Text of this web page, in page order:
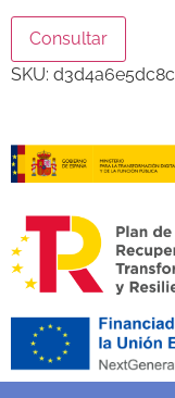
Consultar
SKU: d3d4a6e5dc8c